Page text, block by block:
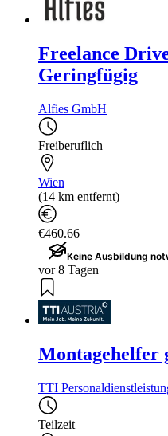
Freelance
Geringfügig
Alfies GmbH
Freiberuflich
Wien
(14 km entfernt)
€460.66
Keine Ausbildung
vor 8 Tagen
Montagehelfer
TTI
Teilzeit